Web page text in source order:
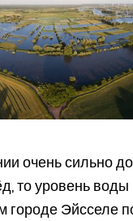
очень сильно
то уровень воды
городе Эйсселе